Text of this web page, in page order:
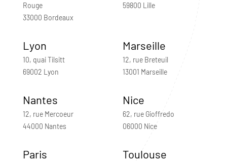
Rouge
33000 Bordeaux
59800 Lille
Lyon
10, quai Tilsitt
69002 Lyon
Marseille
12, rue Breteuil
13001 Marseille
Nantes
12, rue Mercoeur
44000 Nantes
Nice
62, rue Gioffredo
06000 Nice
Paris Toulouse